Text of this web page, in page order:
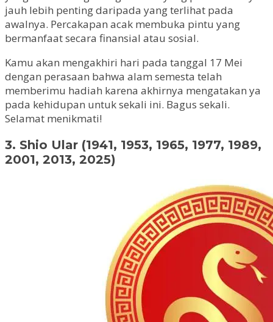
jauh lebih penting daripada yang terlihat pada
awalnya. Percakapan acak membuka pintu yang
bermanfaat secara finansial atau sosial.
Kamu akan mengakhiri hari pada tanggal 17 Mei
dengan perasaan bahwa alam semesta telah
memberimu hadiah karena akhirnya mengatakan ya
pada kehidupan untuk sekali ini. Bagus sekali.
Selamat menikmati!
3. Shio Ular (1941, 1953, 1965, 1977, 1989,
2001, 2013, 2025)